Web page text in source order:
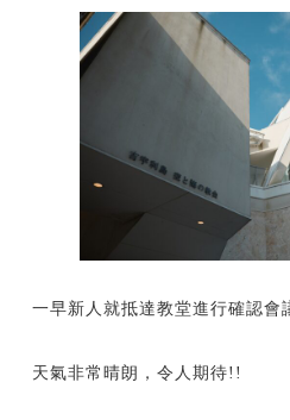
一早新人就抵達教堂進行確認會
天氣非常晴朗，令人期待!!